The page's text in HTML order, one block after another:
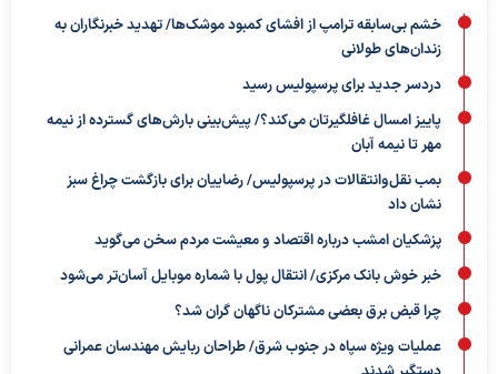
خشم بی‌سابقه ترامپ از افشای کمبود موشک‌ها/ تهدید خبرنگاران به
زندان‌های طولانی
دردسر جدید برای پرسپولیس رسید
پاییز امسال غافلگیرتان می‌کند؟/ پیش‌بینی بارش‌های گسترده از نیمه
مهر تا نیمه آبان
بمب نقل‌وانتقالات در پرسپولیس/ رضاییان برای بازگشت چراغ سبز
نشان داد
پزشکیان امشب درباره اقتصاد و معیشت مردم سخن می‌گوید
خبر خوش بانک مرکزی/ انتقال پول با شماره موبایل آسان‌تر می‌شود
چرا قبض برق بعضی مشترکان ناگهان گران شد؟
عملیات ویژه سپاه در جنوب شرق/ طراحان ربایش مهندسان عمرانی